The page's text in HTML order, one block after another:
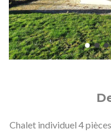
Chalet individuel 4